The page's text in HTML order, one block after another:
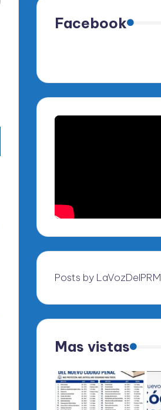
Facebook
Posts by LaVozDelPRM
Mas vistas